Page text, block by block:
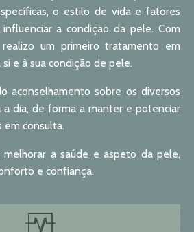
o estilo de vida e fatores
a condição da pele. Com
um primeiro tratamento em
e à sua condição de pele.
aconselhamento sobre os diversos
a dia, de forma a manter e potenciar
em consulta.
a saúde e aspeto da pele,
e confiança.